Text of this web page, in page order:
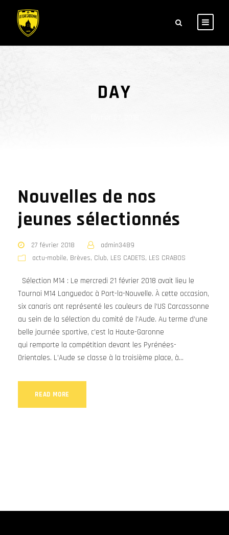
DAY
Nouvelles de nos
jeunes sélectionnés
27 février 2018
admin3489
actu-mobile, Brèves, Club, LES CADETS, LES CRABOS
Sélection M14 : Le mercredi 21 février 2018 avait lieu le
Tournoi M14 Languedoc à Port-la-Nouvelle. À cette occasion,
six canaris ont représenté les couleurs de l’US Carcassonne
au sein de la sélection du comité de l’Aude. Au terme d’une
belle journée sportive, c’est la Haute-Garonne
qui remporte la compétition devant les Pyrénées-
Orientales. L’Aude se classe à la troisième place, à...
READ MORE